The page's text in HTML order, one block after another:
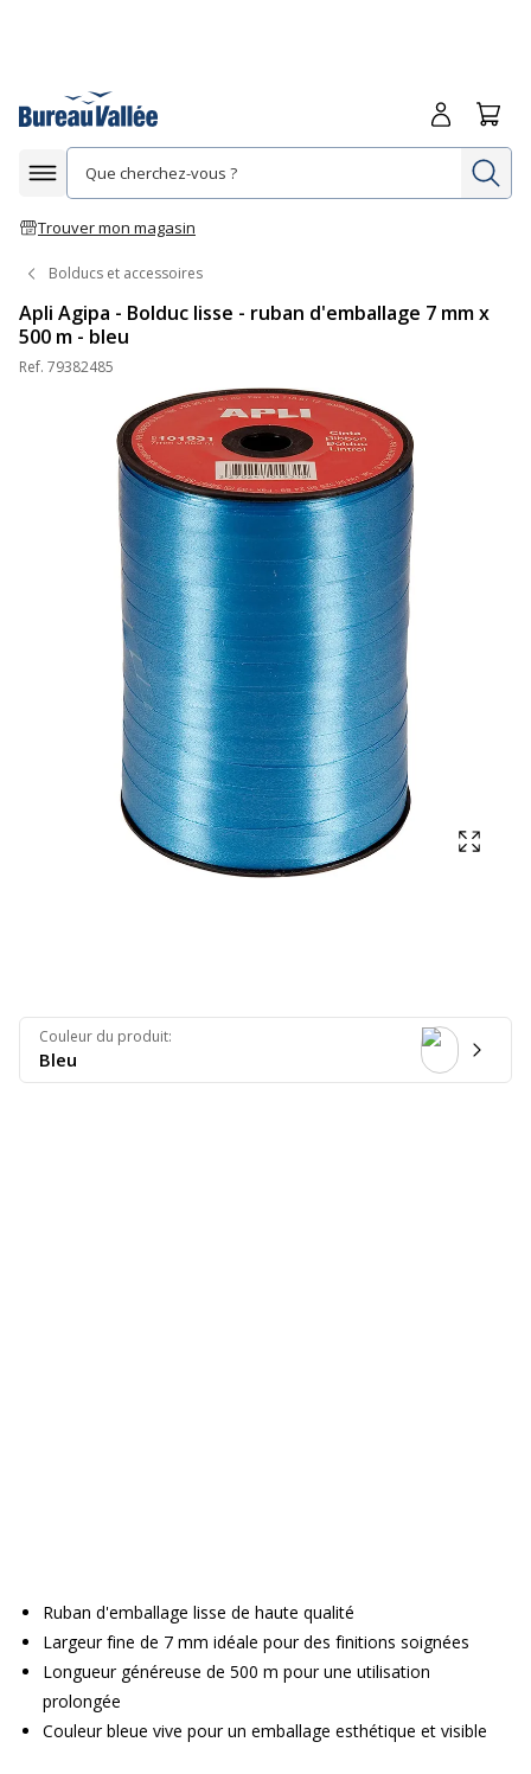
Afficher la navigation
Trouver mon magasin
Me
Bolducs et accessoires
Apli Agipa - Bolduc lisse - ruban d'emballage 7 mm x
500 m - bleu
Ref. 79382485
Couleur du produit:
Bleu
Ruban d'emballage lisse de haute qualité
Largeur fine de 7 mm idéale pour des finitions soignées
Longueur généreuse de 500 m pour une utilisation
prolongée
Couleur bleue vive pour un emballage esthétique et visible